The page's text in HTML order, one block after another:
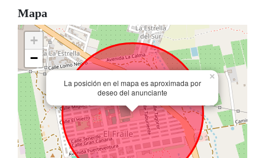
Mapa
La posición en el mapa es aproximada por
deseo del anunciante
×
+
−